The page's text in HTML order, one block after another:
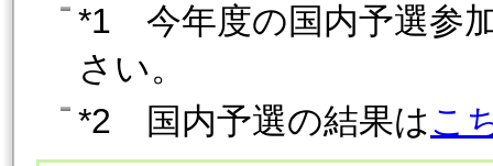
*1 今年度の国内予選参
さい。
*2 国内予選の結果はこ